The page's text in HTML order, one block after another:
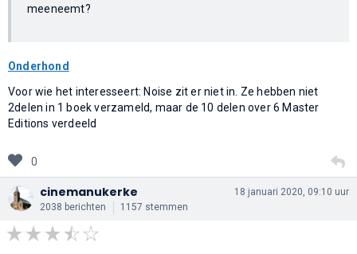
meeneemt?
Onderhond
Voor wie het interesseert: Noise zit er niet in. Ze hebben niet
2delen in 1 boek verzameld, maar de 10 delen over 6 Master
Editions verdeeld
0
cinemanukerke
2038 berichten 1157 stemmen
18 januari 2020, 09:10 uur